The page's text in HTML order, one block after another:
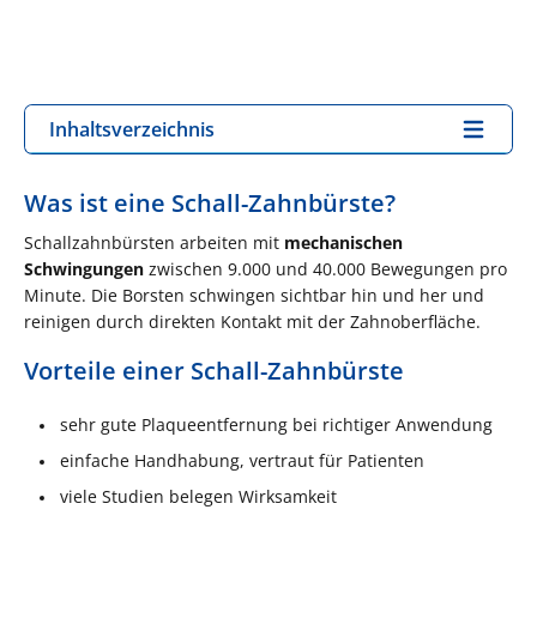
Inhaltsverzeichnis
Was ist eine Schall-Zahnbürste?
Schallzahnbürsten arbeiten mit mechanischen
Schwingungen zwischen 9.000 und 40.000 Bewegungen pro
Minute. Die Borsten schwingen sichtbar hin und her und
reinigen durch direkten Kontakt mit der Zahnoberfläche.
Vorteile einer Schall-Zahnbürste
sehr gute Plaqueentfernung bei richtiger Anwendung
einfache Handhabung, vertraut für Patienten
viele Studien belegen Wirksamkeit